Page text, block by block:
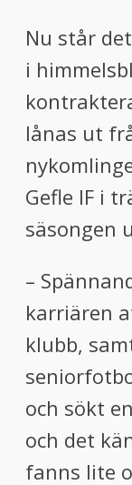
Nu står
i
lånas ut
Gefle IF i
säsongen
–
karriären
klubb,
och sökt
och det
fanns lite